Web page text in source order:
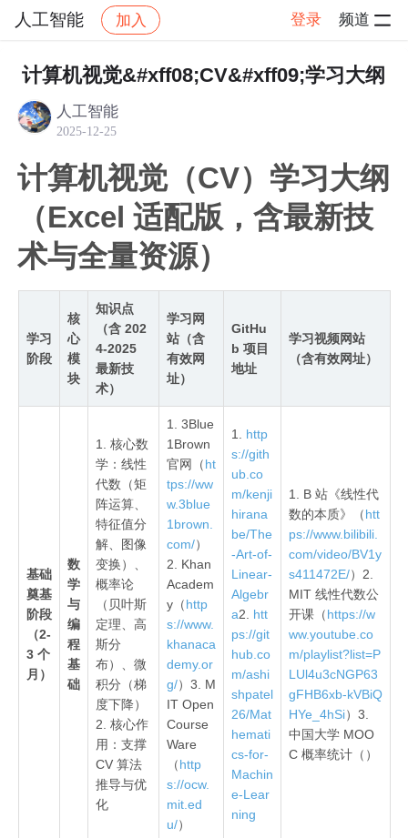
人工智能 加入 登录 频道
社区 人工智能 学习打卡 帖子详情
计算机视觉&#xff08;CV&#xff09;学习大纲
人工智能
2025-12-25
计算机视觉（CV）学习大纲
（Excel 适配版，含最新技
术与全量资源）
学习
阶段
核
心
模
块
知识点
（含 202
4-2025
最新技
术）
学习网
站（含
有效网
址）
GitHu
b 项目
地址
学习视频网站
（含有效网址）
基础
奠基
阶段
（2-
3 个
月）
数
学
与
编
程
基
础
1. 核心数
学：线性
代数（矩
阵运算、
特征值分
解、图像
变换）、
概率论
（贝叶斯
定理、高
斯分
布）、微
积分（梯
度下降）
2. 核心作
用：支撑
CV 算法
推导与优
化
1. 3Blue
1Brown
官网（ht
tps://ww
w.3blue
1brown.
com/）
2. Khan
Academ
y（http
s://www.
khanaca
demy.or
g/）3. M
IT Open
Course
Ware
（http
s://ocw.
mit.ed
u/）
1. http
s://gith
ub.co
m/kenji
hirana
be/The
-Art-of-
Linear-
Algebr
a2. htt
ps://git
hub.co
m/ashi
shpatel
26/Mat
hemati
cs-for-
Machin
e-Lear
ning
1. B 站《线性代
数的本质》（htt
ps://www.bilibili.
com/video/BV1y
s411472E/）2.
MIT 线性代数公
开课（https://w
ww.youtube.co
m/playlist?list=P
LUl4u3cNGP63
gFHB6xb-kVBiQ
HYe_4hSi）3.
中国大学 MOO
C 概率统计（）